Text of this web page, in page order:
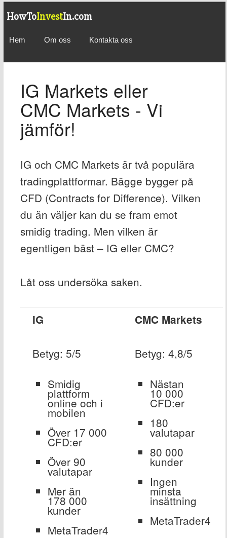
HowToInvestIn.com
Hem Om oss Kontakta oss
IG Markets eller
CMC Markets - Vi
jämför!
IG och CMC Markets är två populära
tradingplattformar. Bägge bygger på
CFD (Contracts for Difference). Vilken
du än väljer kan du se fram emot
smidig trading. Men vilken är
egentligen bäst – IG eller CMC?
Låt oss undersöka saken.
IG
Betyg: 5/5
Smidig
plattform
online och i
mobilen
Över 17 000
CFD:er
Över 90
valutapar
Mer än
178 000
kunder
MetaTrader4
CMC Markets
Betyg: 4,8/5
Nästan
10 000
CFD:er
180
valutapar
80 000
kunder
Ingen
minsta
insättning
MetaTrader4